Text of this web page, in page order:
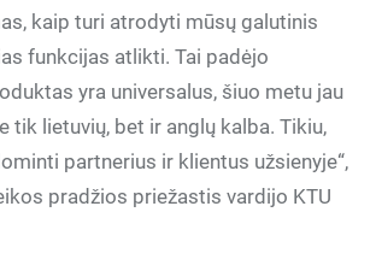
kaip turi atrodyti mūsų galutinis
funkcijas atlikti. Tai padėjo
yra universalus, šiuo metu jau
tik lietuvių, bet ir anglų kalba. Tikiu,
partnerius ir klientus užsienyje“,
pradžios priežastis vardijo KTU